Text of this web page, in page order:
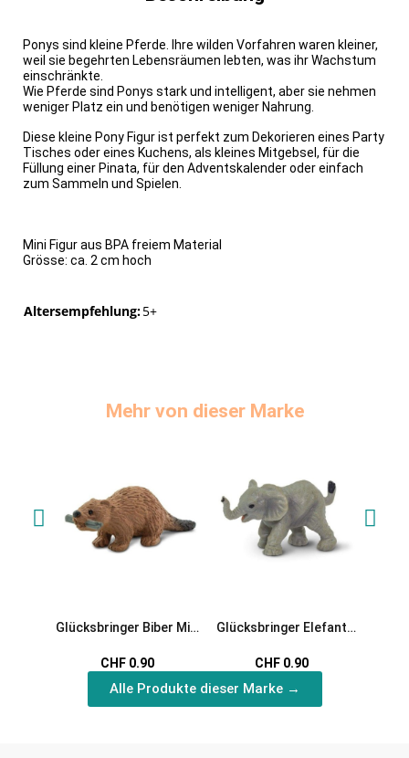
Ponys sind kleine Pferde. Ihre wilden Vorfahren waren kleiner,
weil sie begehrten Lebensräumen lebten, was ihr Wachstum
einschränkte.
Wie Pferde sind Ponys stark und intelligent, aber sie nehmen
weniger Platz ein und benötigen weniger Nahrung.
Diese kleine Pony Figur ist perfekt zum Dekorieren eines Party
Tisches oder eines Kuchens, als kleines Mitgebsel, für die
Füllung einer Pinata, für den Adventskalender oder einfach
zum Sammeln und Spielen.
Mini Figur aus BPA freiem Material
Grösse: ca. 2 cm hoch
Altersempfehlung:5+
Mehr von dieser Marke
Glücksbringer Biber Mini
CHF 0.90
Glücksbringer Elefant
CHF 0.90
Alle Produkte dieser Marke →